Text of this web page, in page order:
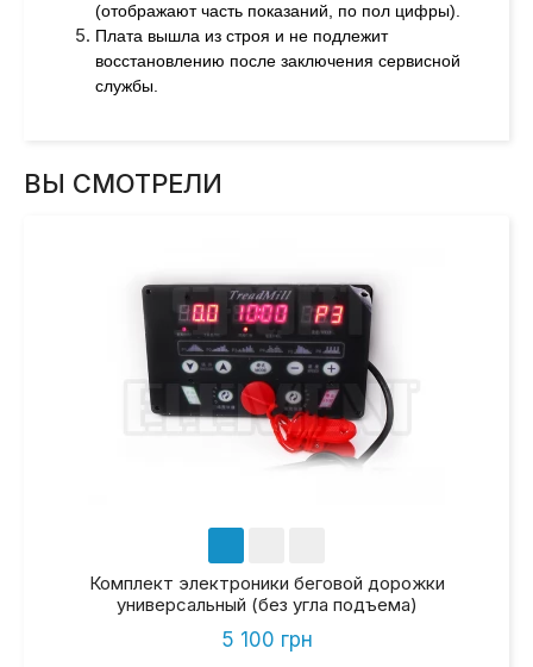
(отображают часть показаний, по пол цифры).
Плата вышла из строя и не подлежит
восстановлению после заключения сервисной
службы.
ВЫ СМОТРЕЛИ
Комплект электроники беговой дорожки
универсальный (без угла подъема)
5 100 грн